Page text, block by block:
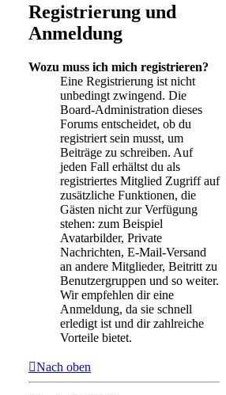
Registrierung und
Anmeldung
Wozu muss ich mich registrieren?
Eine Registrierung ist nicht
unbedingt zwingend. Die
Board-Administration dieses
Forums entscheidet, ob du
registriert sein musst, um
Beiträge zu schreiben. Auf
jeden Fall erhältst du als
registriertes Mitglied Zugriff auf
zusätzliche Funktionen, die
Gästen nicht zur Verfügung
stehen: zum Beispiel
Avatarbilder, Private
Nachrichten, E-Mail-Versand
an andere Mitglieder, Beitritt zu
Benutzergruppen und so weiter.
Wir empfehlen dir eine
Anmeldung, da sie schnell
erledigt ist und dir zahlreiche
Vorteile bietet.
Nach oben